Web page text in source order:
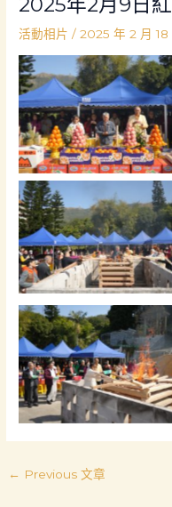
活動相片 /2025 年 2 月 18
No Caption
No Caption
No Caption
← Previous 文章